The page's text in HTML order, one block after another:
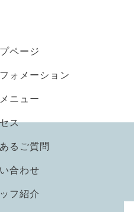
ページ
ォメーション
ニュー
ス
るご質問
合わせ
フ紹介